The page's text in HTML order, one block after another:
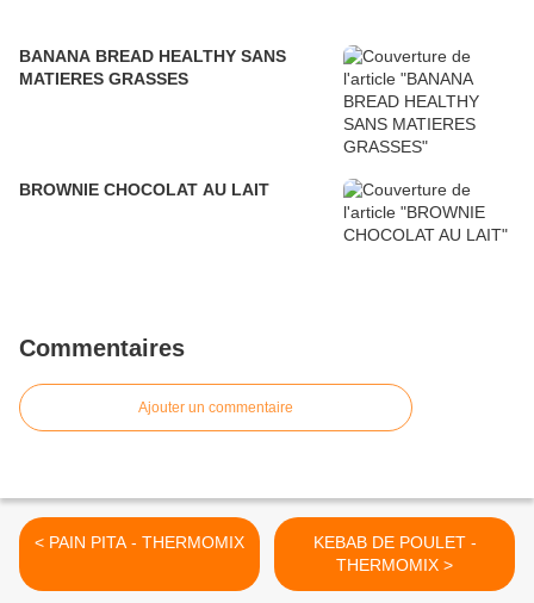
BANANA BREAD HEALTHY SANS
MATIERES GRASSES
BROWNIE CHOCOLAT AU LAIT
Commentaires
Ajouter un commentaire
< PAIN PITA - THERMOMIX
KEBAB DE POULET -
THERMOMIX >